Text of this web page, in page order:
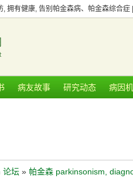
, 拥有健康, 告别帕金森病、帕金森综合症 |
病友故事 研究动态 病因
论坛 » 帕金森 parkinsonism,